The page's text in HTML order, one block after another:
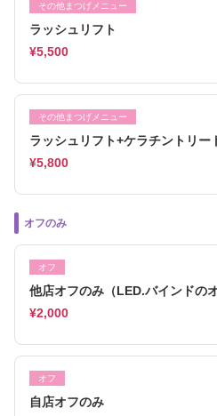
その他まつげメニュー
ラッシュリフト
¥5,500
その他まつげメニュー
ラッシュリフト+ケラチントリー
¥5,800
オフのみ
オフ
他店オフのみ（LED.バインドの
¥2,000
オフ
自店オフのみ